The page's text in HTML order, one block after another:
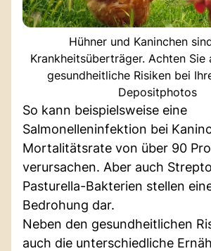
Hühner und Kaninchen
Krankheitsüberträger. Achten
gesundheitliche Risiken bei
Depositphotos
So kann beispielsweise eine
Salmonelleninfektion bei
Mortalitätsrate von über 90
verursachen. Aber auch
Pasturella-Bakterien stellen
Bedrohung dar.
Neben den gesundheitlichen
auch die unterschiedliche